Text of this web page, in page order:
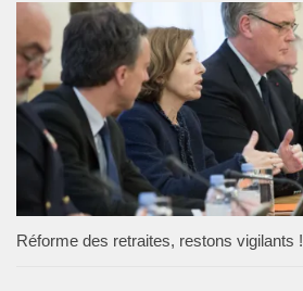
Réforme des retraites, restons vigilants !